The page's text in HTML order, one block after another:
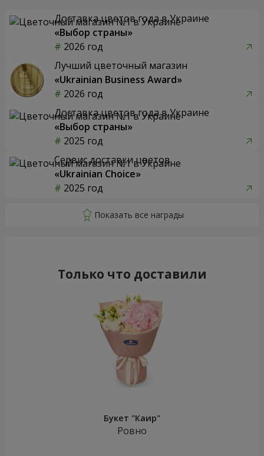
Доставка цветов года в Украине
«Выбор страны»
2026 год
Лучший цветочный магазин
«Ukrainian Business Award»
2026 год
Доставка цветов года в Украине
«Выбор страны»
2025 год
Сервис доставки цветов
«Ukrainian Choice»
2025 год
Только что доставили
Букет "Каир"
Ровно